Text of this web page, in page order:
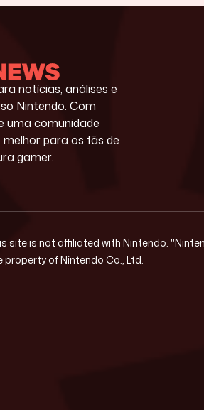
notícias, análises e
Nintendo. Com
uma comunidade
para os fãs de
gamer.
site is not affiliated with Nintendo.
of Nintendo Co., Ltd.